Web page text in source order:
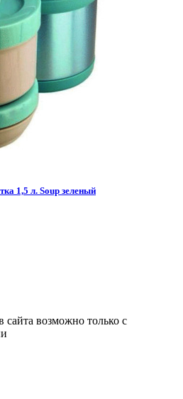
1,5 л. Soup зеленый
сайта возможно только с